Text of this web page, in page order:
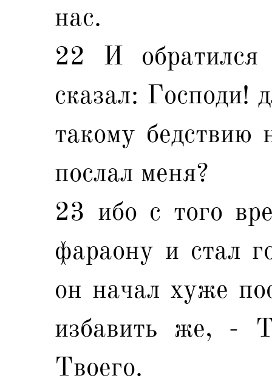
нас.
22 И
сказал: Господи!
такому бедствию
послал меня?
23 ибо с того
фараону и стал
он начал хуже
избавить же, -
Твоего.